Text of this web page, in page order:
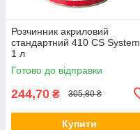
Розчинник акриловий
стандартний 410 CS System
1 л
Готово до відправки
244,70 ₴ 305,80 ₴
Купити